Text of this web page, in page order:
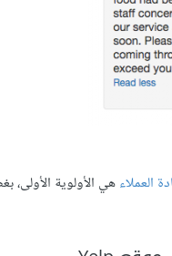
العملاءهي الأولوية